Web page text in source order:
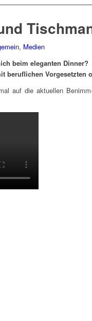
, Medien
beim eleganten Dinner?
beruflichen Vorgesetzten
auf die aktuellen